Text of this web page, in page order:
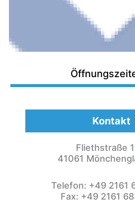
Kontakt
Fliethstraße
41061
Telefon: +49 2161
Fax: +49 2161